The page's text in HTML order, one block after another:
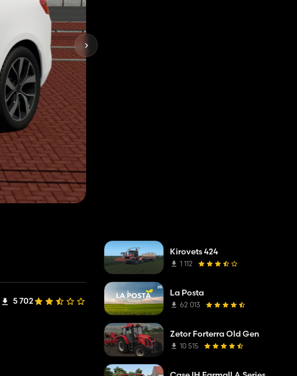
5 702
Kirovets 424
1 112
La Posta
62 013
Zetor Forterra Old Gen
10 515